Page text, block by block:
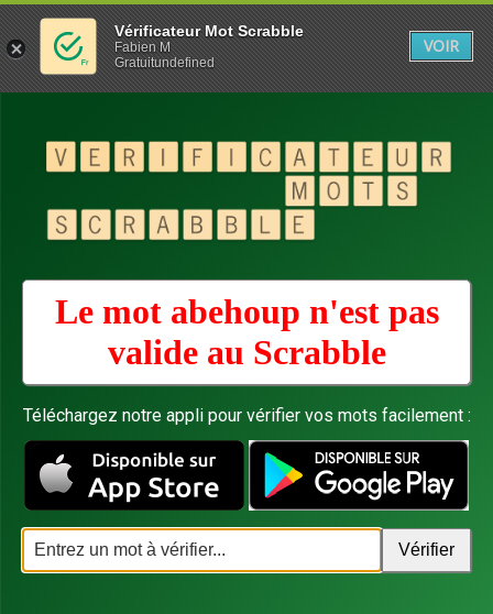
Le mot abehoup n'est pas
valide au Scrabble
Téléchargez notre appli pour vérifier vos mots facilement :
Vérificateur Mot Scrabble
Fabien M
Gratuitundefined
VOIR